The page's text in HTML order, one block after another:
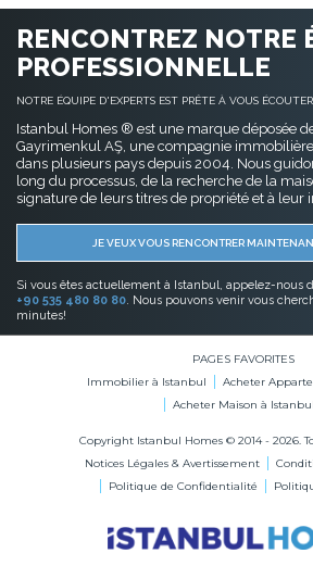
RENCONTREZ NOTRE
PROFESSIONNELLE
NOTRE ÉQUIPE D'EXPERTS EST PRÊTE À VOUS ÉCOUTER
Istanbul Homes ® est une marque déposée
Gayrimenkul AŞ, une compagnie
dans plusieurs pays depuis 2004. Nous
long du processus, de la recherche de la
signature de leurs titres de propriété et à leur
JE VEUX VOUS RENCONTRER
Si vous êtes actuellement à Istanbul, appelez-nous
+90 535 480 80 80. Nous pouvons venir vous
minutes!
PAGES FAVORITES
Immobilier à Istanbul
Acheter
Acheter Maison à Istanbul
Copyright Istanbul Homes © 2014 - 2026.
Notices Légales & Avertissement
Politique de Confidentialité